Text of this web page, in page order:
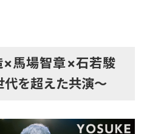
×馬場智章×石若駿
を超えた共演～